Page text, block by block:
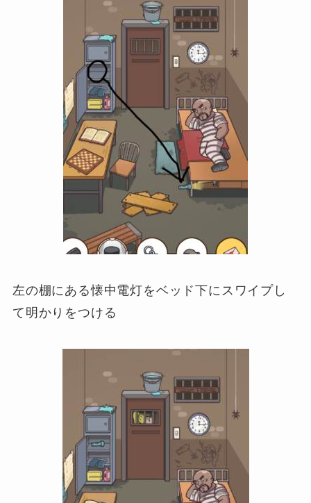
左の棚にある懐中電灯をベッド下にスワイプし
て明かりをつける